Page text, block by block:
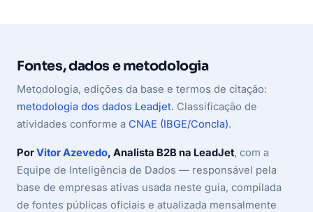
Fontes, dados e metodologia
Metodologia, edições da base e termos de citação:
metodologia dos dados Leadjet. Classificação de
atividades conforme a CNAE (IBGE/Concla).
PorVitor Azevedo, Analista B2B na LeadJet, com a
Equipe de Inteligência de Dados — responsável pela
base de empresas ativas usada neste guia, compilada
de fontes públicas oficiais e atualizada mensalmente